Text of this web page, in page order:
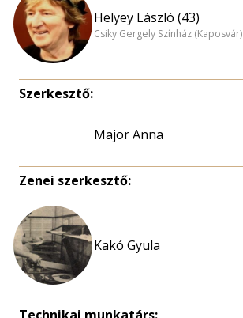
Helyey László (43)
Csiky Gergely Színház (Kaposvár)
Szerkesztő:
Major Anna
Zenei szerkesztő:
Kakó Gyula